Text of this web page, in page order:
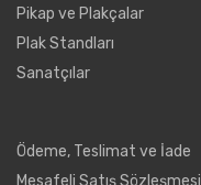
Pikap ve Plakçalar
Plak Standları
Sanatçılar
Ödeme, Teslimat ve İade
Mesafeli Satış Sözleşmesi